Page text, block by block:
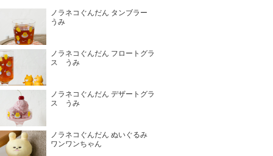
ノラネコぐんだん タンブラー
うみ
ノラネコぐんだん フロートグラ
ス うみ
ノラネコぐんだん デザートグラ
ス うみ
ノラネコぐんだん ぬいぐるみ
ワンワンちゃん